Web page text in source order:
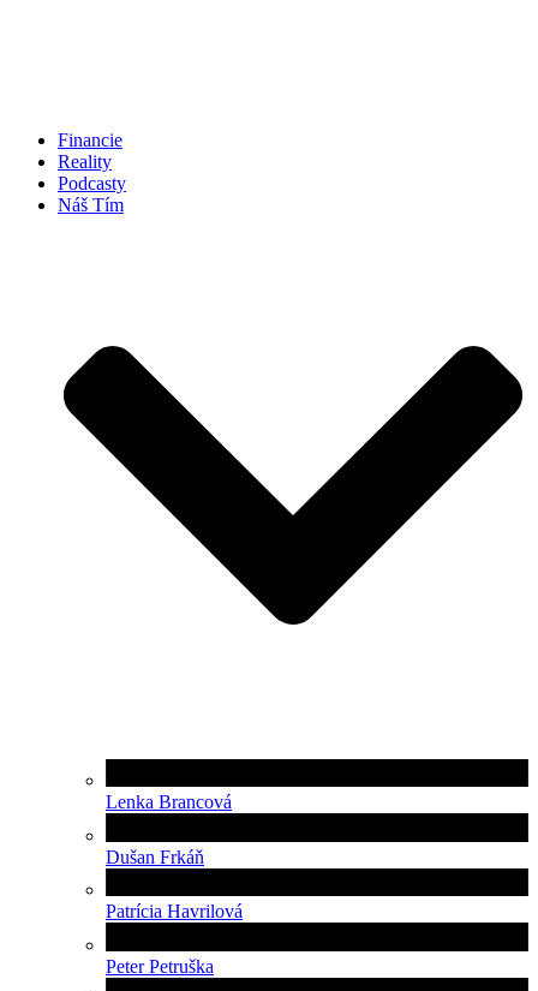
Financie
Reality
Podcasty
Náš Tím
Lenka Brancová
Dušan Frkáň
Patrícia Havrilová
Peter Petruška